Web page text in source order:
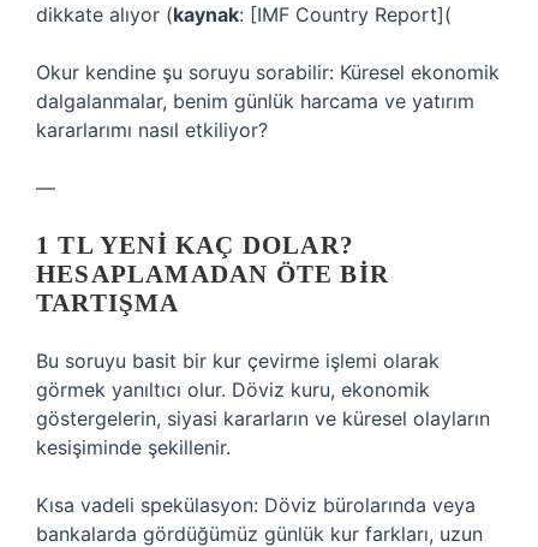
dikkate alıyor (kaynak: [IMF Country Report](
Okur kendine şu soruyu sorabilir: Küresel ekonomik
dalgalanmalar, benim günlük harcama ve yatırım
kararlarımı nasıl etkiliyor?
—
1 TL YENI KAÇ DOLAR?
HESAPLAMADAN ÖTE BIR
TARTIŞMA
Bu soruyu basit bir kur çevirme işlemi olarak
görmek yanıltıcı olur. Döviz kuru, ekonomik
göstergelerin, siyasi kararların ve küresel olayların
kesişiminde şekillenir.
Kısa vadeli spekülasyon: Döviz bürolarında veya
bankalarda gördüğümüz günlük kur farkları, uzun